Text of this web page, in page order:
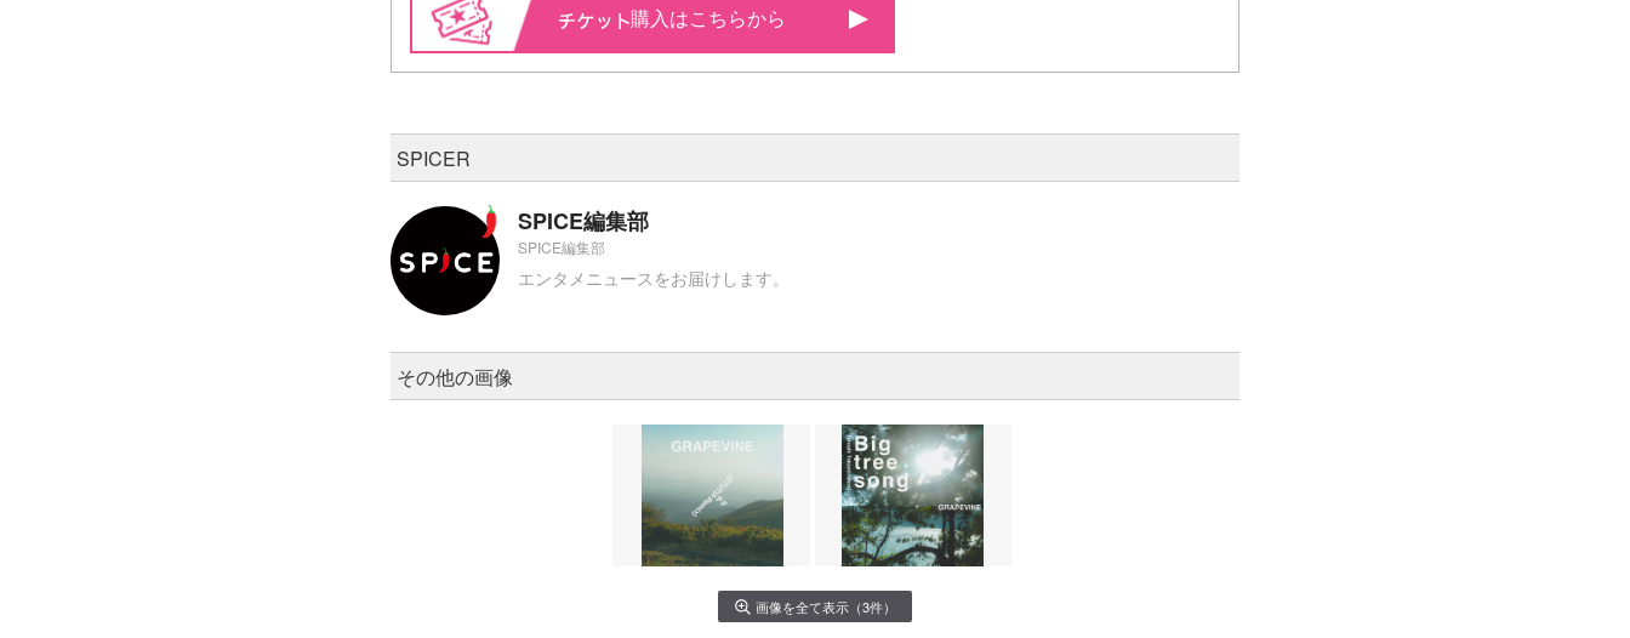
購入はこちらから
SPICER
SPICE編集部
SPICE編集部
エンタメニュースをお届けします。
その他の画像
画像を全て表示（3件）